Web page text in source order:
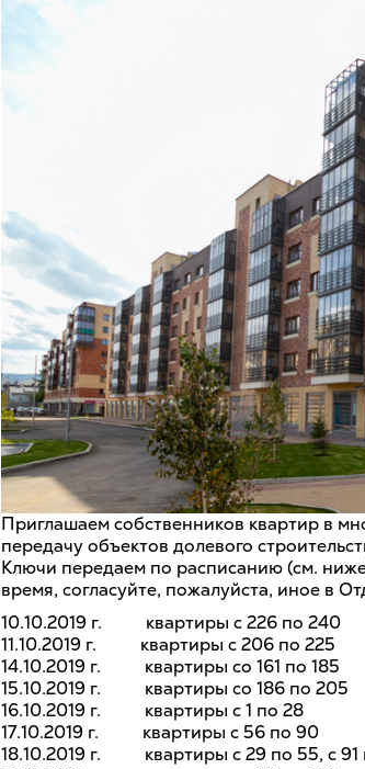
Приглашаем собственников квартир в
передачу объектов долевого
Ключи передаем по расписанию (см.
время, согласуйте, пожалуйста, иное в
10.10.2019 г. квартиры с 226 по 240
11.10.2019 г. квартиры с 206 по 225
14.10.2019 г. квартиры со 161 по 185
15.10.2019 г. квартиры со 186 по 205
16.10.2019 г. квартиры с 1 по 28
17.10.2019 г. квартиры с 56 по 90
18.10.2019 г. квартиры с 29 по 55, с 91